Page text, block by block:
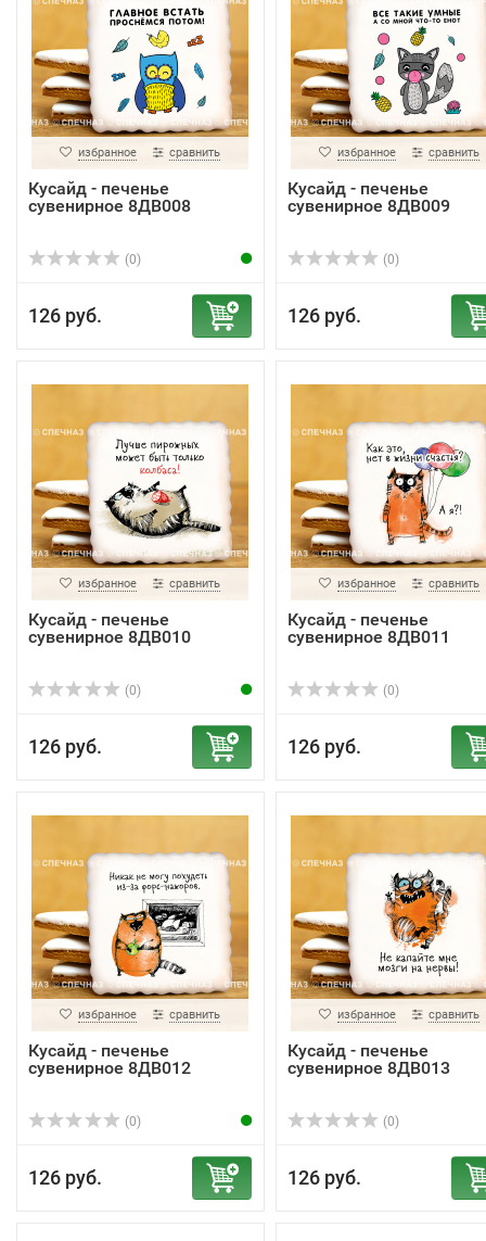
избранное сравнить
Кусайд - печенье
сувенирное 8ДВ008
(0)
126 руб.
избранное сравнить
Кусайд - печенье
сувенирное 8ДВ009
(0)
126 руб.
избранное сравнить
Кусайд - печенье
сувенирное 8ДВ010
(0)
126 руб.
избранное сравнить
Кусайд - печенье
сувенирное 8ДВ011
(0)
126 руб.
избранное сравнить
Кусайд - печенье
сувенирное 8ДВ012
(0)
126 руб.
избранное сравнить
Кусайд - печенье
сувенирное 8ДВ013
(0)
126 руб.